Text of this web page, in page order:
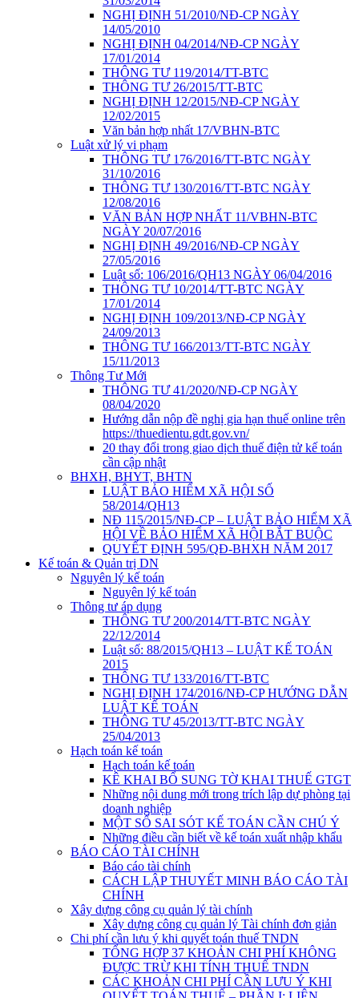
NGHỊ ĐỊNH 51/2010/NĐ-CP NGÀY
14/05/2010
NGHỊ ĐỊNH 04/2014/NĐ-CP NGÀY
17/01/2014
THÔNG TƯ 119/2014/TT-BTC
THÔNG TƯ 26/2015/TT-BTC
NGHỊ ĐỊNH 12/2015/NĐ-CP NGÀY
12/02/2015
Văn bản hợp nhất 17/VBHN-BTC
Luật xử lý vi phạm
THÔNG TƯ 176/2016/TT-BTC NGÀY
31/10/2016
THÔNG TƯ 130/2016/TT-BTC NGÀY
12/08/2016
VĂN BẢN HỢP NHẤT 11/VBHN-BTC
NGÀY 20/07/2016
NGHỊ ĐỊNH 49/2016/NĐ-CP NGÀY
27/05/2016
Luật số: 106/2016/QH13 NGÀY 06/04/2016
THÔNG TƯ 10/2014/TT-BTC NGÀY
17/01/2014
NGHỊ ĐỊNH 109/2013/NĐ-CP NGÀY
24/09/2013
THÔNG TƯ 166/2013/TT-BTC NGÀY
15/11/2013
Thông Tư Mới
THÔNG TƯ 41/2020/NĐ-CP NGÀY
08/04/2020
Hướng dẫn nộp đề nghị gia hạn thuế online trên
https://thuedientu.gdt.gov.vn/
20 thay đổi trong giao dịch thuế điện tử kế toán
cần cập nhật
BHXH, BHYT, BHTN
LUẬT BẢO HIỂM XÃ HỘI SỐ
58/2014/QH13
NĐ 115/2015/NĐ-CP – LUẬT BẢO HIỂM XÃ
HỘI VỀ BẢO HIỂM XÃ HỘI BẮT BUỘC
QUYẾT ĐỊNH 595/QĐ-BHXH NĂM 2017
Kế toán & Quản trị DN
Nguyên lý kế toán
Nguyên lý kế toán
Thông tư áp dụng
THÔNG TƯ 200/2014/TT-BTC NGÀY
22/12/2014
Luật số: 88/2015/QH13 – LUẬT KẾ TOÁN
2015
THÔNG TƯ 133/2016/TT-BTC
NGHỊ ĐỊNH 174/2016/NĐ-CP HƯỚNG DẪN
LUẬT KẾ TOÁN
THÔNG TƯ 45/2013/TT-BTC NGÀY
25/04/2013
Hạch toán kế toán
Hạch toán kế toán
KÊ KHAI BỔ SUNG TỜ KHAI THUẾ GTGT
Những nội dung mới trong trích lập dự phòng tại
doanh nghiệp
MỘT SỐ SAI SÓT KẾ TOÁN CẦN CHÚ Ý
Những điều cần biết về kế toán xuất nhập khẩu
BÁO CÁO TÀI CHÍNH
Báo cáo tài chính
CÁCH LẬP THUYẾT MINH BÁO CÁO TÀI
CHÍNH
Xây dựng công cụ quản lý tài chính
Xây dựng công cụ quản lý Tài chính đơn giản
Chi phí cần lưu ý khi quyết toán thuế TNDN
TỔNG HỢP 37 KHOẢN CHI PHÍ KHÔNG
ĐƯỢC TRỪ KHI TÍNH THUẾ TNDN
CÁC KHOẢN CHI PHÍ CẦN LƯU Ý KHI